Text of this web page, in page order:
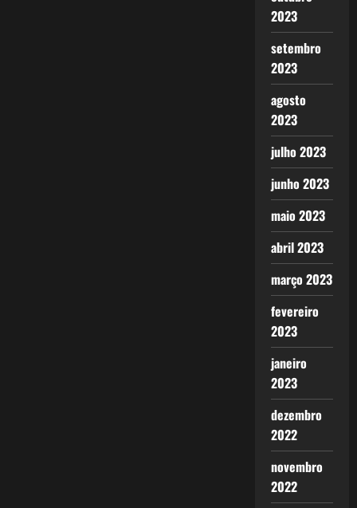
2023
setembro
2023
agosto
2023
julho 2023
junho 2023
maio 2023
abril 2023
março 2023
fevereiro
2023
janeiro
2023
dezembro
2022
novembro
2022